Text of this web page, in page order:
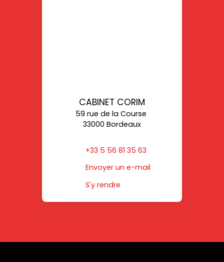
CABINET CORIM
59 rue de la Course
33000 Bordeaux
+33 5 56 81 35 63
Envoyer un e-mail
S'y rendre